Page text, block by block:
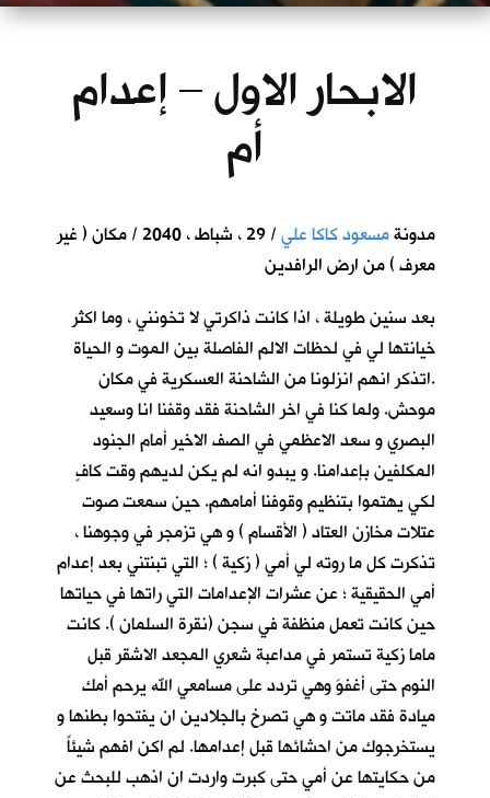
الابحار الاول – إعدام
أم
مدونةمسعود كاكا علي
/ 29 ، شباط ، 2040 / مكان ( غير
معرف ) من ارض الرافدين
بعد سنين طويلة ، اذا كانت ذاكرتي لا تخونني ، وما اكثر
خيانتها لي في لحظات الالم الفاصلة بين الموت و الحياة
.اتذكر انهم انزلونا من الشاحنة العسكرية في مكان
موحش. ولما كنا في اخر الشاحنة فقد وقفنا انا وسعيد
البصري و سعد الاعظمي في الصف الاخير أمام الجنود
المكلفين بإعدامنا. و يبدو انه لم يكن لديهم وقت كافٍ
لكي يهتموا بتنظيم وقوفنا أمامهم. حين سمعت صوت
عتلات مخازن العتاد ( الأقسام ) و هي تزمجر في وجوهنا ،
تذكرت كل ما روته لي أمي ( زكية ) ؛ التي تبنتني بعد إعدام
أمي الحقيقية ؛ عن عشرات الإعدامات التي راتها في حياتها
حين كانت تعمل منظفة في سجن (نقرة السلمان ). كانت
ماما زكية تستمر في مداعبة شعري المجعد الاشقر قبل
النوم حتى أغفوَ وهي تردد على مسامعي الله يرحم أمك
ميادة فقد ماتت و هي تصرخ بالجلادين ان يفتحوا بطنها و
يستخرجوك من احشائها قبل إعدامها. لم اكن افهم شيئاً
من حكايتها عن أمي حتى كبرت واردت ان اذهب للبحث عن